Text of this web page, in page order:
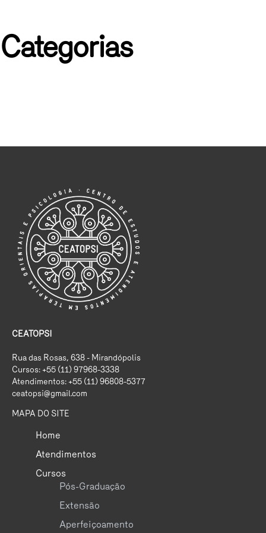
Categorias
PSICOTERAPIA
REIKI
CEATOPSI
Rua das Rosas, 638 - Mirandópolis
Cursos: +55 (11) 97968-3338
Atendimentos: +55 (11) 96808-5377
ceatopsi@gmail.com
MAPA DO SITE
Home
Atendimentos
Cursos
Pós-Graduação
Extensão
Aperfeiçoamento